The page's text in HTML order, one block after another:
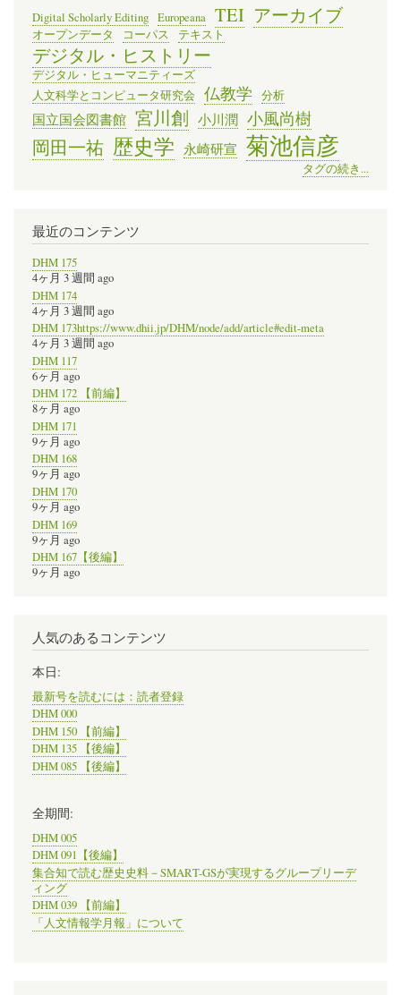
Digital Scholarly Editing Europeana TEI アーカイブ
オープンデータ コーパス テキスト
デジタル・ヒストリー
デジタル・ヒューマニティーズ
人文科学とコンピュータ研究会
仏教学 分析
国立国会図書館 宮川創 小川潤 小風尚樹
岡田一祐 歴史学 永崎研宣 菊池信彦
タグの続き...
最近のコンテンツ
DHM 175
4ヶ月 3 週間 ago
DHM 174
4ヶ月 3 週間 ago
DHM 173https://www.dhii.jp/DHM/node/add/article#edit-meta
4ヶ月 3 週間 ago
DHM 117
6ヶ月 ago
DHM 172 【前編】
8ヶ月 ago
DHM 171
9ヶ月 ago
DHM 168
9ヶ月 ago
DHM 170
9ヶ月 ago
DHM 169
9ヶ月 ago
DHM 167【後編】
9ヶ月 ago
人気のあるコンテンツ
本日:
最新号を読むには：読者登録
DHM 000
DHM 150 【前編】
DHM 135 【後編】
DHM 085 【後編】
全期間:
DHM 005
DHM 091【後編】
集合知で読む歴史史料－SMART-GSが実現するグループリーデ
ィング
DHM 039 【前編】
「人文情報学月報」について